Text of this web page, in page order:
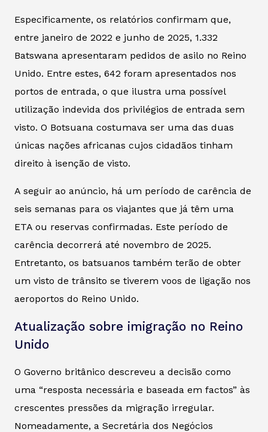
Especificamente, os relatórios confirmam que,
entre janeiro de 2022 e junho de 2025, 1.332
Batswana apresentaram pedidos de asilo no Reino
Unido. Entre estes, 642 foram apresentados nos
portos de entrada, o que ilustra uma possível
utilização indevida dos privilégios de entrada sem
visto. O Botsuana costumava ser uma das duas
únicas nações africanas cujos cidadãos tinham
direito à isenção de visto.
A seguir ao anúncio, há um período de carência de
seis semanas para os viajantes que já têm uma
ETA ou reservas confirmadas. Este período de
carência decorrerá até novembro de 2025.
Entretanto, os batsuanos também terão de obter
um visto de trânsito se tiverem voos de ligação nos
aeroportos do Reino Unido.
Atualização sobre imigração no Reino
Unido
O Governo britânico descreveu a decisão como
uma “resposta necessária e baseada em factos” às
crescentes pressões da migração irregular.
Nomeadamente, a Secretária dos Negócios